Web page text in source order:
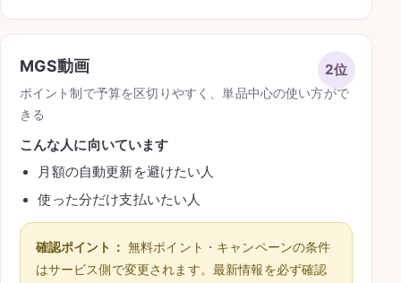
2位
MGS動画
ポイント制で予算を区切りやすく、単品中心の使い方がで
きる
こんな人に向いています
月額の自動更新を避けたい人
使った分だけ支払いたい人
確認ポイント： 無料ポイント・キャンペーンの条件
はサービス側で変更されます。最新情報を必ず確認